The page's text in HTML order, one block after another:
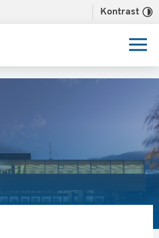
Kontrast